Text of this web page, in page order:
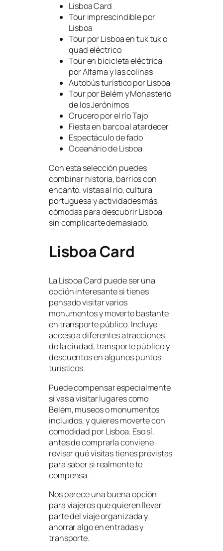
Lisboa Card
Tour imprescindible por
Lisboa
Tour por Lisboa en tuk tuk o
quad eléctrico
Tour en bicicleta eléctrica
por Alfama y las colinas
Autobús turístico por Lisboa
Tour por Belém y Monasterio
de los Jerónimos
Crucero por el río Tajo
Fiesta en barco al atardecer
Espectáculo de fado
Oceanário de Lisboa
Con esta selección puedes
combinar historia, barrios con
encanto, vistas al río, cultura
portuguesa y actividades más
cómodas para descubrir Lisboa
sin complicarte demasiado.
Lisboa Card
La Lisboa Card puede ser una
opción interesante si tienes
pensado visitar varios
monumentos y moverte bastante
en transporte público. Incluye
acceso a diferentes atracciones
de la ciudad, transporte público y
descuentos en algunos puntos
turísticos.
Puede compensar especialmente
si vas a visitar lugares como
Belém, museos o monumentos
incluidos, y quieres moverte con
comodidad por Lisboa. Eso sí,
antes de comprarla conviene
revisar qué visitas tienes previstas
para saber si realmente te
compensa.
Nos parece una buena opción
para viajeros que quieren llevar
parte del viaje organizada y
ahorrar algo en entradas y
transporte.